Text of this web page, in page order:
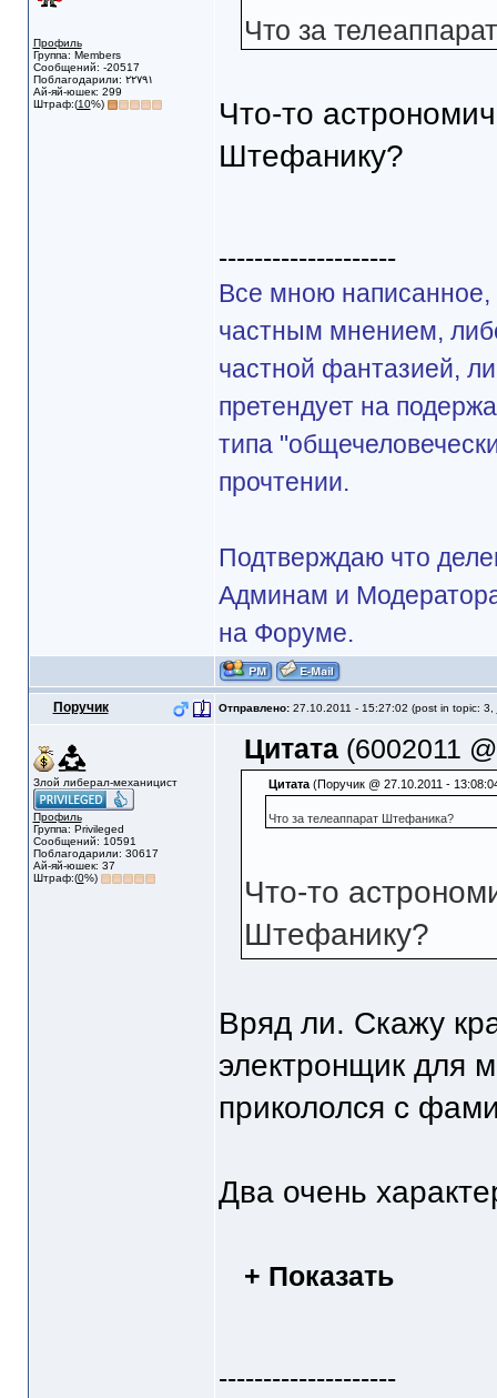
Профиль
Группа: Members
Сообщений: -20517
Поблагодарили: ٢٢٧٩١
Ай-яй-юшек: 299
Штраф:(10%)
Что за
Что-то
Штефанику?
--------------------
Все мною написанное,
частным мнением,
частной фантазией,
претендует на
типа
прочтении.
Подтверждаю что
Админам и
на Форуме.
Поручик Отправлено: 27.10.2011 - 15:27:02 (post in topic: 3,
Злой либерал-механицист
Профиль
Группа: Privileged
Сообщений: 10591
Поблагодарили: 30617
Ай-яй-юшек: 37
Штраф:(0%)
Цитата(6002011
Цитата(Поручик @ 27.10.2011 -
Что за телеаппарат Штефаника?
Что-то
Штефанику?
Вряд ли. Скажу
электронщик для
прикололся с
Два очень
+ Показать
--------------------